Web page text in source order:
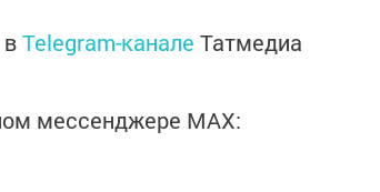
Telegram-канале Татмедиа
мессенджере MАХ: